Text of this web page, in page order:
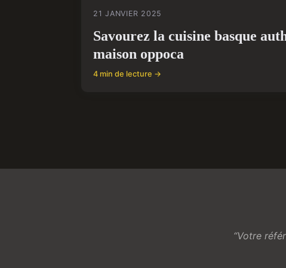
21 JANVIER 2025
Savourez la cuisine basque
maison oppoca
4 min de lecture →
“Votre